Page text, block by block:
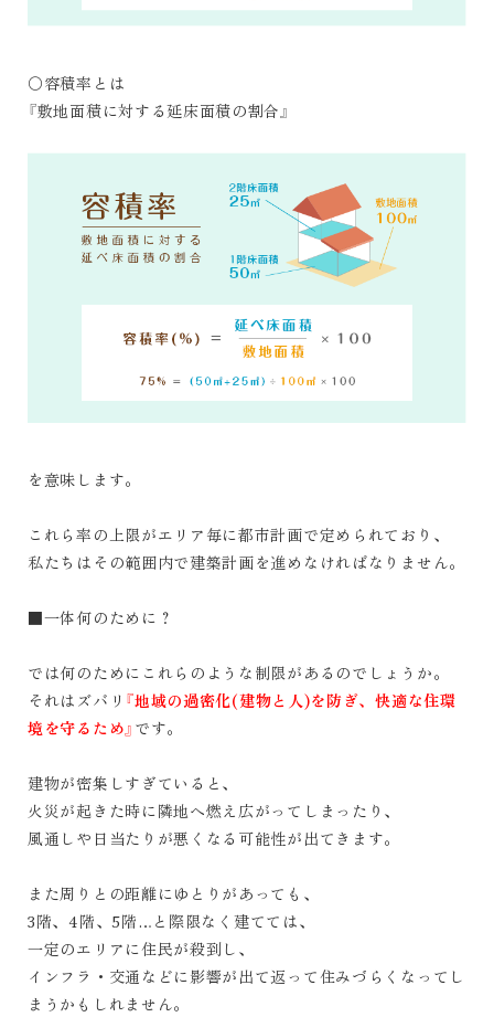
〇容積率とは
『敷地面積に対する延床面積の割合』
を意味します。
これら率の上限がエリア毎に都市計画で定められており、
私たちはその範囲内で建築計画を進めなければなりません。
■一体何のために？
では何のためにこれらのような制限があるのでしょうか。
それはズバリ 『地域の過密化(建物と人)を防ぎ、快適な住環
境を守るため』 です。
建物が密集しすぎていると、
火災が起きた時に隣地へ燃え広がってしまったり、
風通しや日当たりが悪くなる可能性が出てきます。
また周りとの距離にゆとりがあっても、
3階、4階、5階… と際限なく建てては、
一定のエリアに住民が殺到し、
インフラ・交通などに影響が出て返って住みづらくなってし
まうかもしれません。